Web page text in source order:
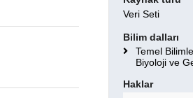
Veri Seti
Bilim dalları
Temel
Biyoloji ve
Haklar